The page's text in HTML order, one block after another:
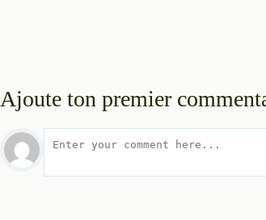
Ajoute ton premier